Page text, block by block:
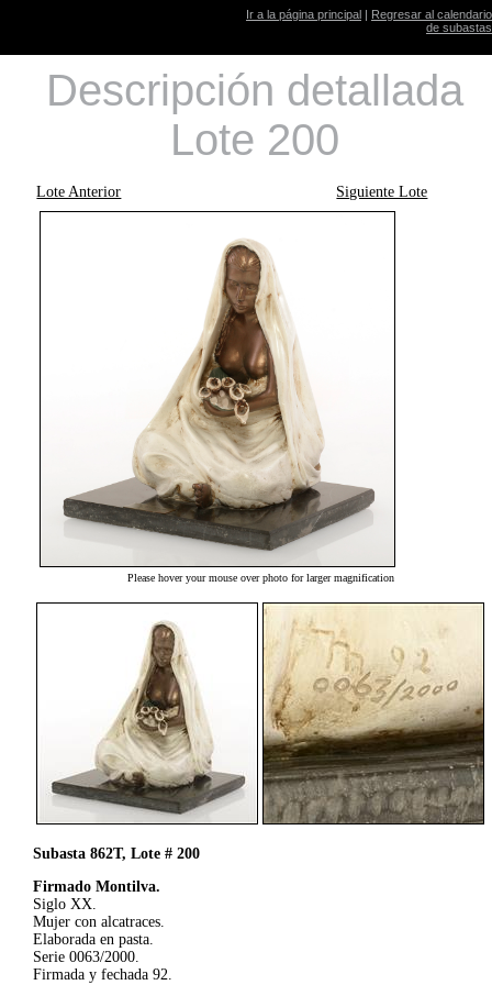
Ir a la página principal | Regresar al calendario
de subastas
Descripción detallada
Lote 200
Lote Anterior Siguiente Lote
Please hover your mouse over photo for larger magnification
Subasta 862T, Lote # 200
Firmado Montilva.
Siglo XX.
Mujer con alcatraces.
Elaborada en pasta.
Serie 0063/2000.
Firmada y fechada 92.